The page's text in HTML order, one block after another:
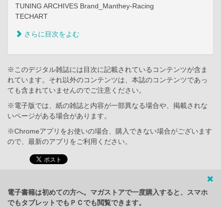
TUNING ARCHIVES Brand_Manthey-Racing
TECHART
さらに目次をよむ
※このデジタル雑誌には目次に記載されているコンテンツが含ま
れています。それ以外のコンテンツは、本誌のコンテンツであっ
ても含まれていませんのでご注意ください。
※電子版では、紙の雑誌と内容が一部異なる場合や、掲載されな
いページがある場合があります。
※Chromeアプリをお使いの場合、購入できない場合がございます
ので、最新のアプリをご利用ください。
電子書籍は初めての方へ。マガストアで一度購入すると、スマホ
でもタブレットでもＰＣでも閲覧できます。